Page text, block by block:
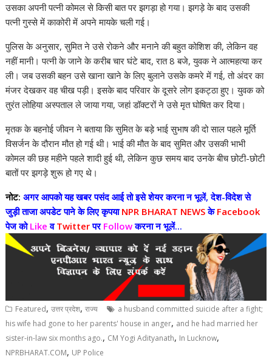
उसका अपनी पत्नी कोमल से किसी बात पर झगड़ा हो गया। झगड़े के बाद उसकी
पत्नी गुस्से में काकोरी में अपने मायके चली गई।
पुलिस के अनुसार, सुमित ने उसे रोकने और मनाने की बहुत कोशिश की, लेकिन वह
नहीं मानी। पत्नी के जाने के करीब चार घंटे बाद, रात 8 बजे, युवक ने आत्महत्या कर
ली। जब उसकी बहन उसे खाना खाने के लिए बुलाने उसके कमरे में गई, तो अंदर का
मंजर देखकर वह चीख पड़ी। इसके बाद परिवार के दूसरे लोग इकट्ठा हुए। युवक को
तुरंत लोहिया अस्पताल ले जाया गया, जहां डॉक्टरों ने उसे मृत घोषित कर दिया।
मृतक के बहनोई जीवन ने बताया कि सुमित के बड़े भाई सुभाष की दो साल पहले मूर्ति
विसर्जन के दौरान मौत हो गई थी। भाई की मौत के बाद सुमित और उसकी भाभी
कोमल की छह महीने पहले शादी हुई थी, लेकिन कुछ समय बाद उनके बीच छोटी-छोटी
बातों पर झगड़े शुरू हो गए थे।
नोट: अगर आपको यह खबर पसंद आई तो इसे शेयर करना न भूलें, देश-विदेश से
जुड़ी ताजा अपडेट पाने के लिए कृपयाNPR BHARAT NEWSके Facebook
पेज कोLike वTwitterपर Followकरना न भूलें...
Featured,उत्तर प्रदेश,राज्य
a husband committed suicide after a fight;
his wife had gone to her parents' house in anger, and he had married her
sister-in-law six months ago., CM Yogi Adityanath, In Lucknow,
NPRBHARAT.COM, UP Police